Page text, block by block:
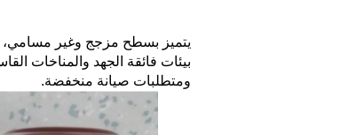
بيئات فائقة الجهد والمناخات
ومتطلبات صيانة منخفضة.